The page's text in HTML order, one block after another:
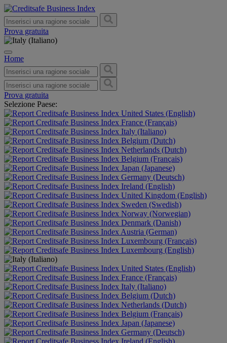
Prova gratuita
Home
Prova gratuita
Selezione Paese:
United States (English)
France (Français)
Italy (Italiano)
Belgium (Dutch)
Netherlands (Dutch)
Belgium (Français)
Japan (Japanese)
Germany (Deutsch)
Ireland (English)
United Kingdom (English)
Sweden (Swedish)
Norway (Norwegian)
Denmark (Danish)
Austria (German)
Luxembourg (Français)
Luxembourg (English)
United States (English)
France (Français)
Italy (Italiano)
Belgium (Dutch)
Netherlands (Dutch)
Belgium (Français)
Japan (Japanese)
Germany (Deutsch)
Ireland (English)